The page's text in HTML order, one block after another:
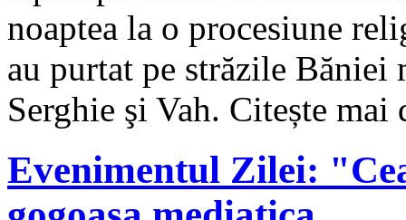
noaptea la o procesiune
au purtat pe străzile
Serghie şi Vah. Citește
Evenimentul Zilei: